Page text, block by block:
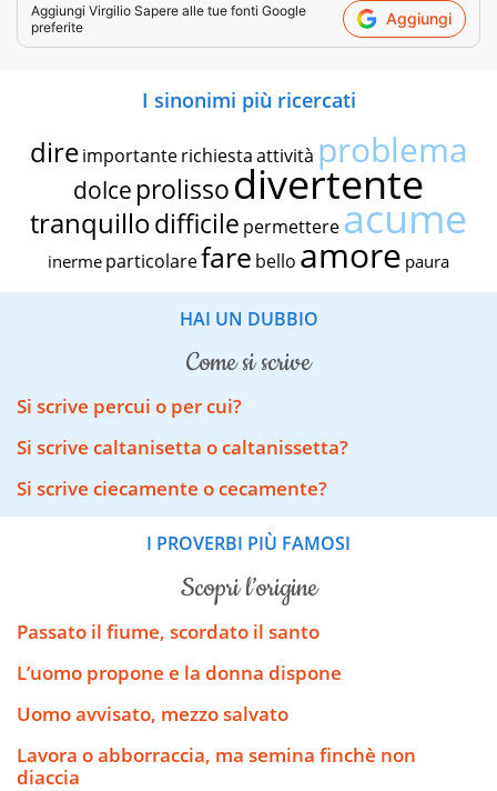
Aggiungi Virgilio Sapere alle tue fonti Google
preferite
Aggiungi
I sinonimi più ricercati
dire importante richiestaattività problema
dolce prolissodivertente
tranquillodifficile permettereacume
inerme particolarefare bello amore paura
HAI UN DUBBIO
come si scrive
Si scrive percui o per cui?
Si scrive caltanisetta o caltanissetta?
Si scrive ciecamente o cecamente?
I PROVERBI PIÙ FAMOSI
scopri l’origine
Passato il fiume, scordato il santo
L’uomo propone e la donna dispone
Uomo avvisato, mezzo salvato
Lavora o abborraccia, ma semina finchè non
diaccia